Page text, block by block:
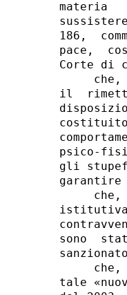
materia
186,
pace,
Corte di
che,
il
psico-
gli
che,
istitutiva
sono
che,
tale